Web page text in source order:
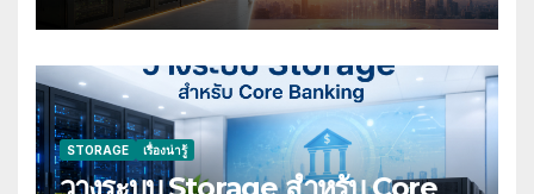
STORAGE เรื่องน่ารู้